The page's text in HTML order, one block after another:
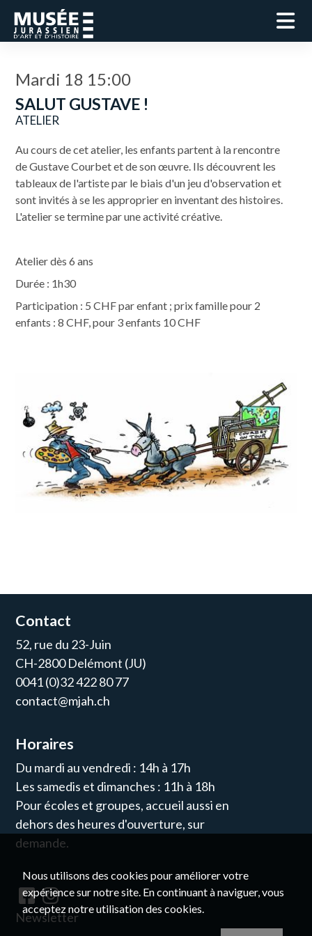
Mardi 18 15:00
SALUT GUSTAVE !
ATELIER
Au cours de cet atelier, les enfants partent à la rencontre
de Gustave Courbet et de son œuvre. Ils découvrent les
tableaux de l'artiste par le biais d'un jeu d'observation et
sont invités à se les approprier en inventant des histoires.
L'atelier se termine par une activité créative.
Atelier dès 6 ans
Durée : 1h30
Participation : 5 CHF par enfant ; prix famille pour 2
enfants : 8 CHF, pour 3 enfants 10 CHF
Contact
52, rue du 23-Juin
CH-2800 Delémont (JU)
0041 (0)32 422 80 77
contact@mjah.ch
Horaires
Du mardi au vendredi : 14h à 17h
Les samedis et dimanches : 11h à 18h
Pour écoles et groupes, accueil aussi en
dehors des heures d'ouverture, sur
demande.
Newsletter
Nous utilisons des cookies pour améliorer votre
expérience sur notre site. En continuant à naviguer, vous
acceptez notre utilisation des cookies.